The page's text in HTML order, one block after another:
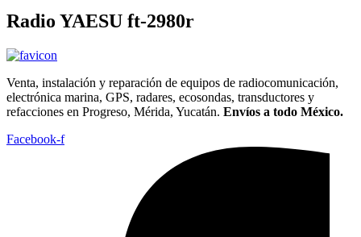
Radio YAESU ft-2980r
Venta, instalación y reparación de equipos de radiocomunicación,
electrónica marina, GPS, radares, ecosondas, transductores y
refacciones en Progreso, Mérida, Yucatán. Envíos a todo México.
Facebook-f